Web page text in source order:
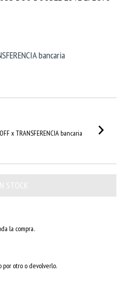
bancaria
x TRANSFERENCIA bancaria
la compra.
por otro o devolverlo.